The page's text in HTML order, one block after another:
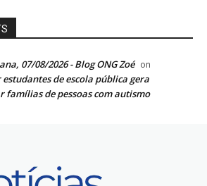
07/08/2026 - Blog ONG Zoé on
de escola pública gera
de pessoas com autismo